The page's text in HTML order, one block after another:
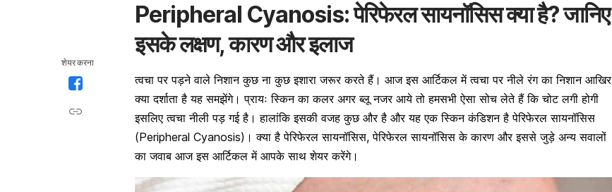
शेयर करना
Peripheral Cyanosis: पेरिफेरल सायनॉसिस क्या है? जानिए
इसके लक्षण, कारण और इलाज
त्वचा पर पड़ने वाले निशान कुछ ना कुछ इशारा जरूर करते हैं। आज इस आर्टिकल में त्वचा पर नीले रंग का निशान आखिर
क्या दर्शाता है यह समझेंगे। प्रायः स्किन का कलर अगर ब्लू नजर आये तो हमसभी ऐसा सोच लेते हैं कि चोट लगी होगी
इसलिए त्वचा नीली पड़ गई है। हालांकि इसकी वजह कुछ और है और यह एक स्किन कंडिशन है पेरिफेरल सायनॉसिस
(Peripheral Cyanosis)। क्या है पेरिफेरल सायनॉसिस, पेरिफेरल सायनॉसिस के कारण और इससे जुड़े अन्य सवालों
का जवाब आज इस आर्टिकल में आपके साथ शेयर करेंगे।